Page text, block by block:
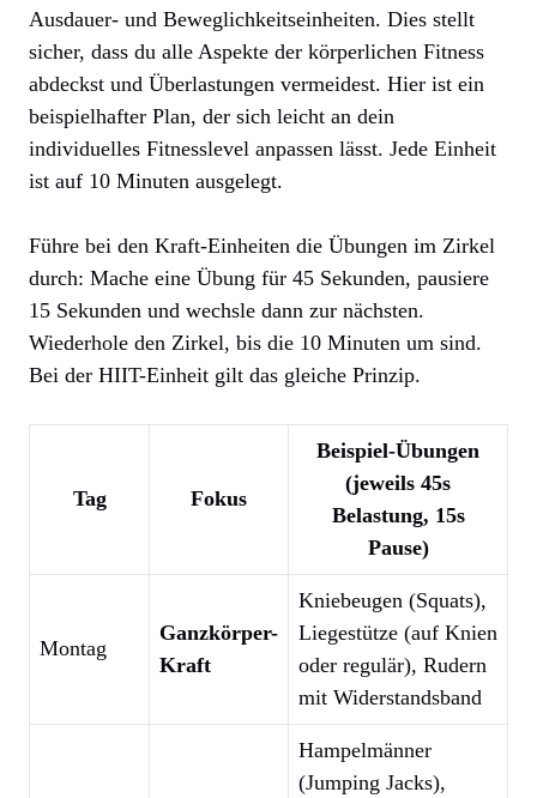
Ausdauer- und Beweglichkeitseinheiten. Dies stellt
sicher, dass du alle Aspekte der körperlichen Fitness
abdeckst und Überlastungen vermeidest. Hier ist ein
beispielhafter Plan, der sich leicht an dein
individuelles Fitnesslevel anpassen lässt. Jede Einheit
ist auf 10 Minuten ausgelegt.
Führe bei den Kraft-Einheiten die Übungen im Zirkel
durch: Mache eine Übung für 45 Sekunden, pausiere
15 Sekunden und wechsle dann zur nächsten.
Wiederhole den Zirkel, bis die 10 Minuten um sind.
Bei der HIIT-Einheit gilt das gleiche Prinzip.
Tag Fokus
Beispiel-Übungen
(jeweils 45s
Belastung, 15s
Pause)
Montag
Ganzkörper-
Kraft
Kniebeugen (Squats),
Liegestütze (auf Knien
oder regulär), Rudern
mit Widerstandsband
Hampelmänner
(Jumping Jacks),